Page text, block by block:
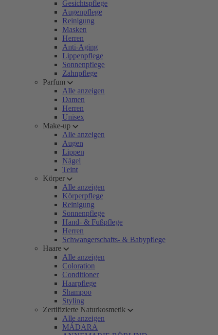
Gesichtspflege
Augenpflege
Reinigung
Masken
Herren
Anti-Aging
Lippenpflege
Sonnenpflege
Zahnpflege
Parfum
Alle anzeigen
Damen
Herren
Unisex
Make-up
Alle anzeigen
Augen
Lippen
Nägel
Teint
Körper
Alle anzeigen
Körperpflege
Reinigung
Sonnenpflege
Hand- & Fußpflege
Herren
Schwangerschafts- & Babypflege
Haare
Alle anzeigen
Coloration
Conditioner
Haarpflege
Shampoo
Styling
Zertifizierte Naturkosmetik
Alle anzeigen
MÁDARA